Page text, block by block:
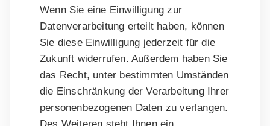
Wenn Sie eine Einwilligung zur
Datenverarbeitung erteilt haben, können
Sie diese Einwilligung jederzeit für die
Zukunft widerrufen. Außerdem haben Sie
das Recht, unter bestimmten Umständen
die Einschränkung der Verarbeitung Ihrer
personenbezogenen Daten zu verlangen.